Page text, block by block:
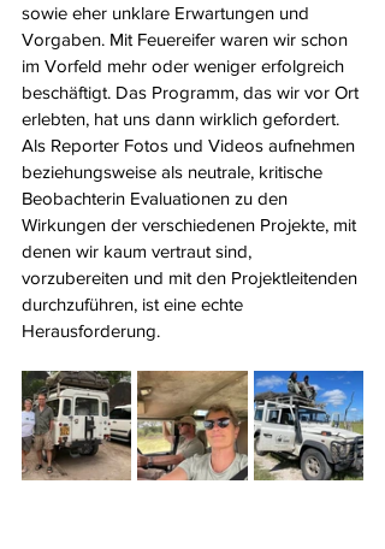
sowie eher unklare Erwartungen und
Vorgaben. Mit Feuereifer waren wir schon
im Vorfeld mehr oder weniger erfolgreich
beschäftigt. Das Programm, das wir vor Ort
erlebten, hat uns dann wirklich gefordert.
Als Reporter Fotos und Videos aufnehmen
beziehungsweise als neutrale, kritische
Beobachterin Evaluationen zu den
Wirkungen der verschiedenen Projekte, mit
denen wir kaum vertraut sind,
vorzubereiten und mit den Projektleitenden
durchzuführen, ist eine echte
Herausforderung.